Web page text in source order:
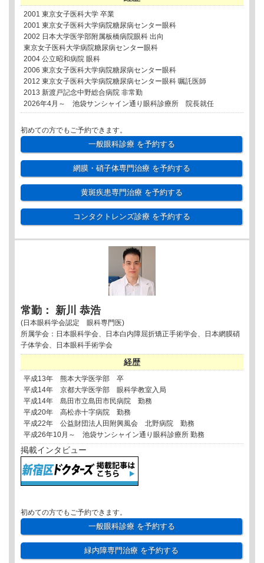
2001 東京女子医科大学 卒業
2001 東京女子医科大学病院糖尿病センター眼科
2002 日本大学医学部附属板橋病院眼科 出向
東京女子医科大学病院糖尿病センター眼科
2004 公立昭和病院 眼科
2006 東京女子医科大学病院糖尿病センター眼科
2012 東京女子医科大学病院糖尿病センター眼科 嘱託医師
2013 新渡戸記念中野総合病院 非常勤
2026年4月～ 池袋サンシャイン通り眼科診療所 院長就任
初めての方でもご予約できます。
一般眼科診療を予約する
網膜・硝子体専門治療を予約する
黄斑疾患専門治療を予約する
コンタクトレンズ診療を予約する
常勤： 新川 恭浩
(日本眼科学会認定 眼科専門医)
所属学会：日本眼科学会、日本白内障屈折矯正手術学会、日本網膜硝
子体学会、日本眼科手術学会
経歴
平成13年 熊本大学医学部 卒
平成14年 京都大学医学部 眼科学教室入局
平成14年 島田市立島田市民病院 勤務
平成20年 高松赤十字病院 勤務
平成22年 公益財団法人田附興風会 北野病院 勤務
平成26年10月～ 池袋サンシャイン通り眼科診療所 勤務
掲載インタビュー
初めての方でもご予約できます。
一般眼科診療を予約する
緑内障専門治療 を予約する